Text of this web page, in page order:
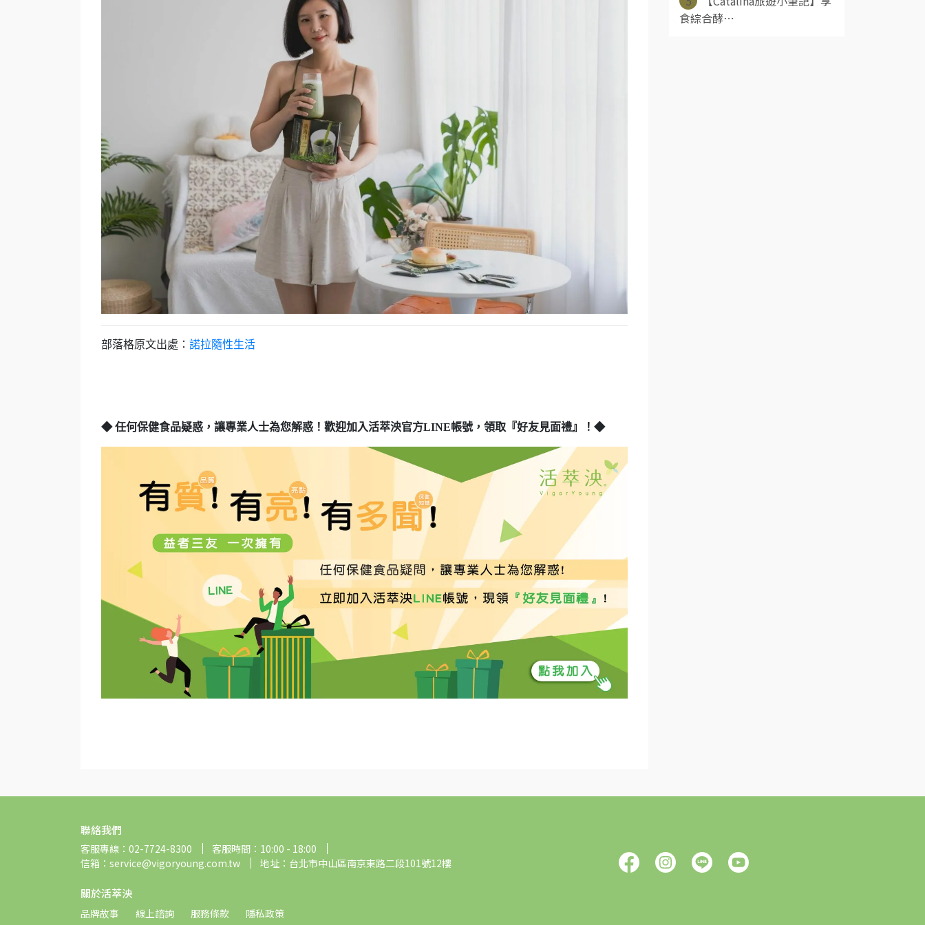
部落格原文出處： 諾拉隨性生活
◆ 任何保健食品疑惑，讓專業人士為您解惑！歡迎加入活萃泱官方LINE帳號，領取『好友見面禮』！◆
食綜合酵⋯
聯絡我們
客服專線：02-7724-8300
客服時間：10:00 - 18:00
信箱：service@vigoryoung.com.tw
地址：台北市中山區南京東路二段101號12樓
關於活萃泱
品牌故事 線上諮詢 服務條款 隱私政策